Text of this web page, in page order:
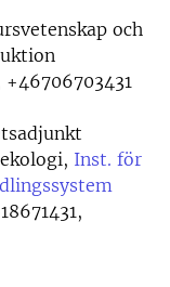
och
+46706703431
Inst. för